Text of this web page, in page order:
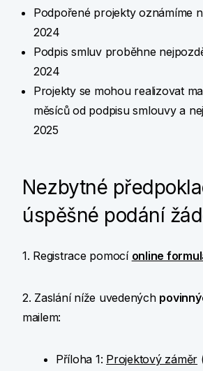
Podpořené projekty oznámíme
2024
Podpis smluv proběhne
2024
Projekty se mohou realizovat
měsíců od podpisu smlouvy a
2025
Nezbytné
úspěšné podání
1. Registrace pomocí online
2. Zaslání níže uvedených
mailem:
Příloha 1: Projektový záměr